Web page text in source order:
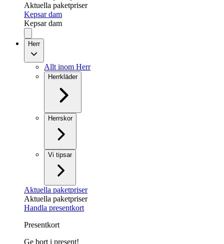
Aktuella paketpriser
Kepsar dam
Kepsar dam
Herr
Allt inom Herr
Herrkläder
Herrskor
Vi tipsar
Aktuella paketpriser
Aktuella paketpriser
Handla presentkort
Presentkort
Ge bort i present!